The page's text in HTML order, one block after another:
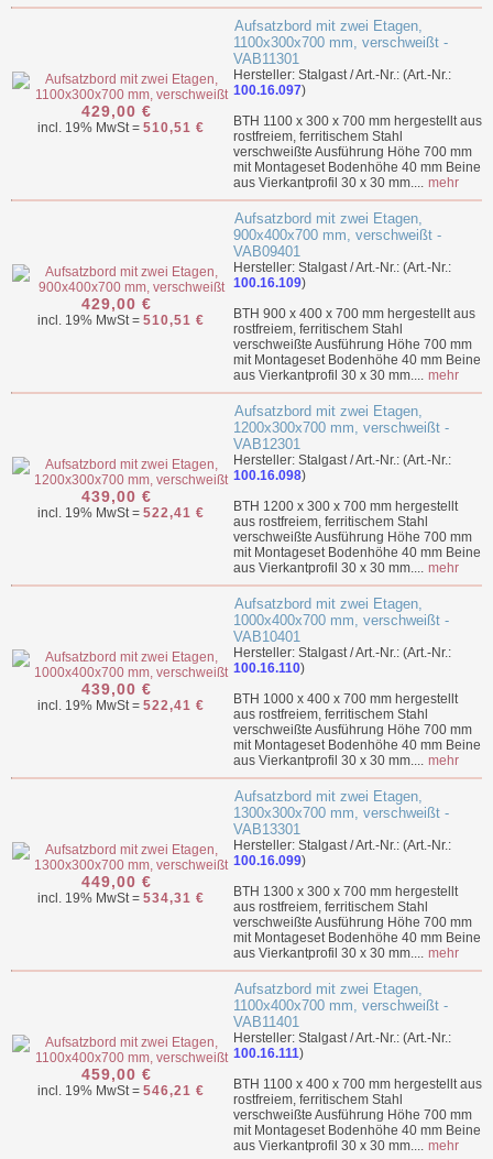
429,00 €
incl. 19% MwSt = 510,51 €
Aufsatzbord mit zwei Etagen,
1100x300x700 mm, verschweißt -
VAB11301
Hersteller: Stalgast / Art.-Nr.: (Art.-Nr.:
100.16.097)
BTH 1100 x 300 x 700 mm hergestellt aus
rostfreiem, ferritischem Stahl
verschweißte Ausführung Höhe 700 mm
mit Montageset Bodenhöhe 40 mm Beine
aus Vierkantprofil 30 x 30 mm.... mehr
429,00 €
incl. 19% MwSt = 510,51 €
Aufsatzbord mit zwei Etagen,
900x400x700 mm, verschweißt -
VAB09401
Hersteller: Stalgast / Art.-Nr.: (Art.-Nr.:
100.16.109)
BTH 900 x 400 x 700 mm hergestellt aus
rostfreiem, ferritischem Stahl
verschweißte Ausführung Höhe 700 mm
mit Montageset Bodenhöhe 40 mm Beine
aus Vierkantprofil 30 x 30 mm.... mehr
439,00 €
incl. 19% MwSt = 522,41 €
Aufsatzbord mit zwei Etagen,
1200x300x700 mm, verschweißt -
VAB12301
Hersteller: Stalgast / Art.-Nr.: (Art.-Nr.:
100.16.098)
BTH 1200 x 300 x 700 mm hergestellt
aus rostfreiem, ferritischem Stahl
verschweißte Ausführung Höhe 700 mm
mit Montageset Bodenhöhe 40 mm Beine
aus Vierkantprofil 30 x 30 mm.... mehr
439,00 €
incl. 19% MwSt = 522,41 €
Aufsatzbord mit zwei Etagen,
1000x400x700 mm, verschweißt -
VAB10401
Hersteller: Stalgast / Art.-Nr.: (Art.-Nr.:
100.16.110)
BTH 1000 x 400 x 700 mm hergestellt
aus rostfreiem, ferritischem Stahl
verschweißte Ausführung Höhe 700 mm
mit Montageset Bodenhöhe 40 mm Beine
aus Vierkantprofil 30 x 30 mm.... mehr
449,00 €
incl. 19% MwSt = 534,31 €
Aufsatzbord mit zwei Etagen,
1300x300x700 mm, verschweißt -
VAB13301
Hersteller: Stalgast / Art.-Nr.: (Art.-Nr.:
100.16.099)
BTH 1300 x 300 x 700 mm hergestellt
aus rostfreiem, ferritischem Stahl
verschweißte Ausführung Höhe 700 mm
mit Montageset Bodenhöhe 40 mm Beine
aus Vierkantprofil 30 x 30 mm.... mehr
459,00 €
incl. 19% MwSt = 546,21 €
Aufsatzbord mit zwei Etagen,
1100x400x700 mm, verschweißt -
VAB11401
Hersteller: Stalgast / Art.-Nr.: (Art.-Nr.:
100.16.111)
BTH 1100 x 400 x 700 mm hergestellt aus
rostfreiem, ferritischem Stahl
verschweißte Ausführung Höhe 700 mm
mit Montageset Bodenhöhe 40 mm Beine
aus Vierkantprofil 30 x 30 mm.... mehr